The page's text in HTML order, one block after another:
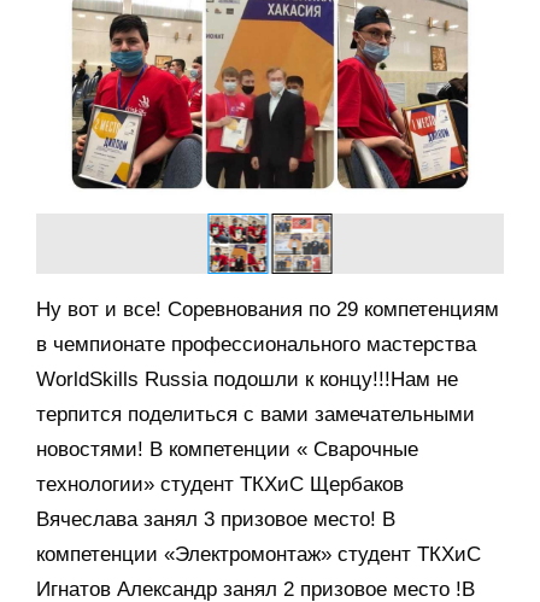
Ну вот и все! Соревнования по 29 компетенциям
в чемпионате профессионального мастерства
WorldSkills Russia подошли к концу!!!Нам не
терпится поделиться с вами замечательными
новостями! В компетенции « Сварочные
технологии» студент ТКХиС Щербаков
Вячеслава занял 3 призовое место! В
компетенции «Электромонтаж» студент ТКХиС
Игнатов Александр занял 2 призовое место !В